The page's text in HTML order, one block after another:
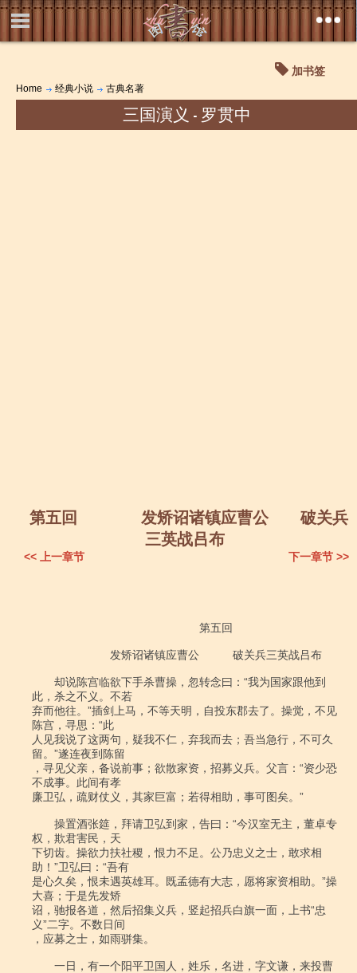
加书签
Home 经典小说 古典名著
三国演义 - 罗贯中
第五回 发矫诏诸镇应曹公 破关兵
三英战吕布
<< 上一章节 下一章节 >>
第五回
发矫诏诸镇应曹公　　　破关兵三英战吕布
却说陈宫临欲下手杀曹操，忽转念曰：“我为国家跟他到
此，杀之不义。不若
弃而他往。”插剑上马，不等天明，自投东郡去了。操觉，不见
陈宫，寻思：“此
人见我说了这两句，疑我不仁，弃我而去；吾当急行，不可久
留。”遂连夜到陈留
，寻见父亲，备说前事；欲散家资，招募义兵。父言：“资少恐
不成事。此间有孝
廉卫弘，疏财仗义，其家巨富；若得相助，事可图矣。”
操置酒张筵，拜请卫弘到家，告曰：“今汉室无主，董卓专
权，欺君害民，天
下切齿。操欲力扶社稷，恨力不足。公乃忠义之士，敢求相
助！”卫弘曰：“吾有
是心久矣，恨未遇英雄耳。既孟德有大志，愿将家资相助。”操
大喜；于是先发矫
诏，驰报各道，然后招集义兵，竖起招兵白旗一面，上书“忠
义”二字。不数日间
，应募之士，如雨骈集。
一日，有一个阳平卫国人，姓乐，名进，字文谦，来投曹